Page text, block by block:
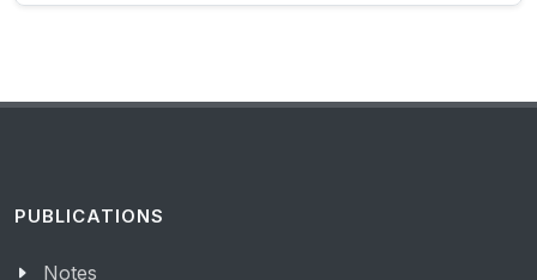
PUBLICATIONS
Notes